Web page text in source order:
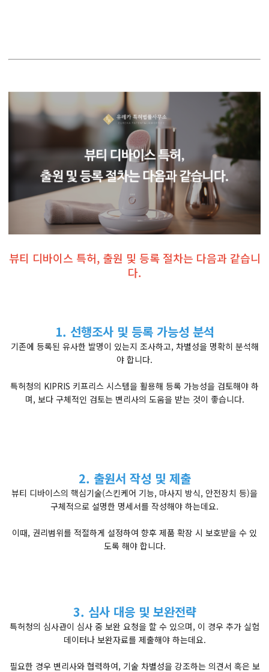
뷰티 디바이스 특허, 출원 및 등록 절차는 다음과 같습니
다.
1. 선행조사 및 등록 가능성 분석
기존에 등록된 유사한 발명이 있는지 조사하고, 차별성을 명확히 분석해
야 합니다.
특허청의 KIPRIS 키프리스 시스템을 활용해 등록 가능성을 검토해야 하
며, 보다 구체적인 검토는 변리사의 도움을 받는 것이 좋습니다.
2. 출원서 작성 및 제출
뷰티 디바이스의 핵심기술(스킨케어 기능, 마사지 방식, 안전장치 등)을
구체적으로 설명한 명세서를 작성해야 하는데요.
이때, 권리범위를 적절하게 설정하여 향후 제품 확장 시 보호받을 수 있
도록 해야 합니다.
3. 심사 대응 및 보완전략
특허청의 심사관이 심사 중 보완 요청을 할 수 있으며, 이 경우 추가 실험
데이터나 보완자료를 제출해야 하는데요.
필요한 경우 변리사와 협력하여, 기술 차별성을 강조하는 의견서 혹은 보